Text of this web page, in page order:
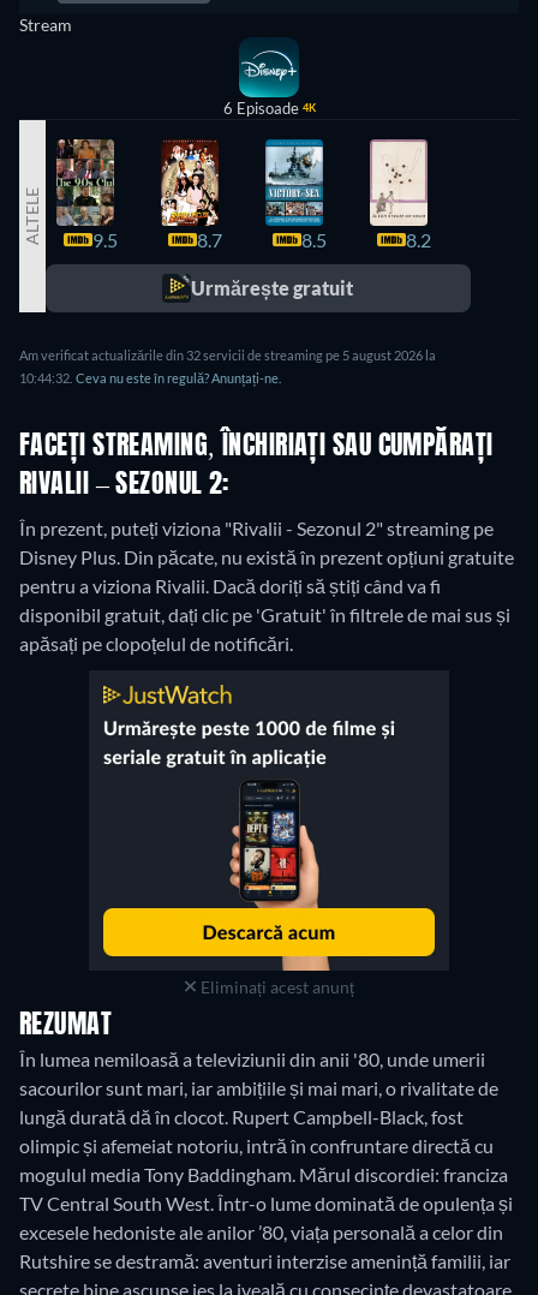
Stream
6 Episoade 4K
ALTELE 9.5 8.7 8.5 8.2
Urmărește gratuit
Am verificat actualizările din 32 servicii de streaming pe 5 august 2026 la
10:44:32. Ceva nu este în regulă? Anunțați-ne.
FACEȚI STREAMING, ÎNCHIRIAȚI SAU CUMPĂRAȚI
RIVALII – SEZONUL 2:
În prezent, puteți viziona "Rivalii - Sezonul 2" streaming pe
Disney Plus. Din păcate, nu există în prezent opțiuni gratuite
pentru a viziona Rivalii. Dacă doriți să știți când va fi
disponibil gratuit, dați clic pe 'Gratuit' în filtrele de mai sus și
apăsați pe clopoțelul de notificări.
Eliminați acest anunț
REZUMAT
În lumea nemiloasă a televiziunii din anii '80, unde umerii
sacourilor sunt mari, iar ambițiile și mai mari, o rivalitate de
lungă durată dă în clocot. Rupert Campbell-Black, fost
olimpic și afemeiat notoriu, intră în confruntare directă cu
mogulul media Tony Baddingham. Mărul discordiei: franciza
TV Central South West. Într-o lume dominată de opulența și
excesele hedoniste ale anilor ’80, viața personală a celor din
Rutshire se destramă: aventuri interzise amenință familii, iar
secrete bine ascunse ies la iveală cu consecințe devastatoare.